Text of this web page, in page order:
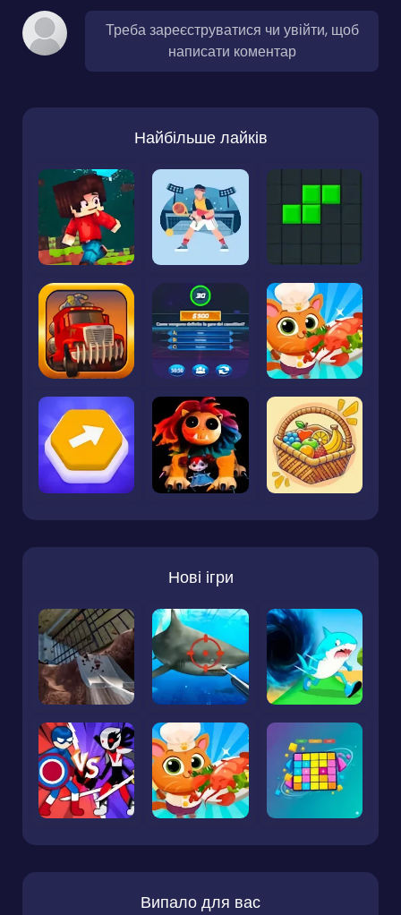
Треба зареєструватися чи увійти, щоб
написати коментар
Найбільше лайків
Нові ігри
Випало для вас